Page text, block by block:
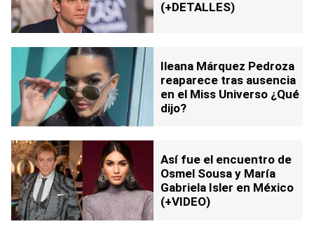
(+DETALLES)
Ileana Márquez Pedroza
reaparece tras ausencia
en el Miss Universo ¿Qué
dijo?
Así fue el encuentro de
Osmel Sousa y María
Gabriela Isler en México
(+VIDEO)